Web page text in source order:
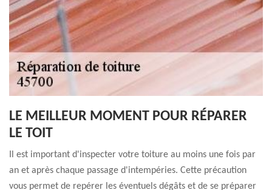
LE MEILLEUR MOMENT POUR RÉPARER
LE TOIT
Il est important d'inspecter votre toiture au moins une fois par
an et après chaque passage d'intempéries. Cette précaution
vous permet de repérer les éventuels dégâts et de se préparer